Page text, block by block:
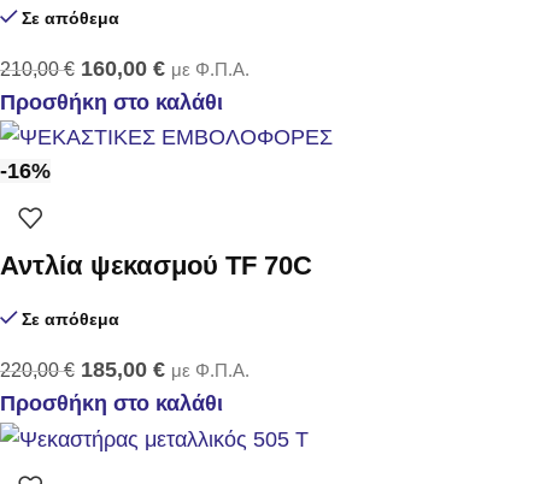
Σε απόθεμα
210,00€ 160,00 € με Φ.Π.Α.
Προσθήκη στο καλάθι
-16%
Αντλία ψεκασμού TF 70C
Σε απόθεμα
220,00€ 185,00 € με Φ.Π.Α.
Προσθήκη στο καλάθι